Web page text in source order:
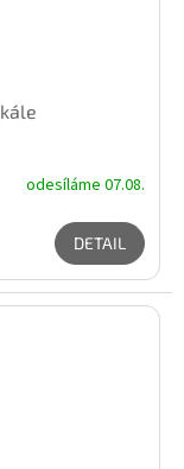
odesíláme 07.08.
DETAIL